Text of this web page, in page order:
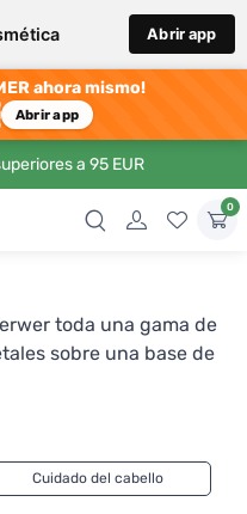
Abrir app
ahora mismo!
Abrir app
a 95 EUR
0
toda una gama de
sobre una base de
el cabello, sino que
indicado en el
¡no olvides mantener
Cuidado del cabello